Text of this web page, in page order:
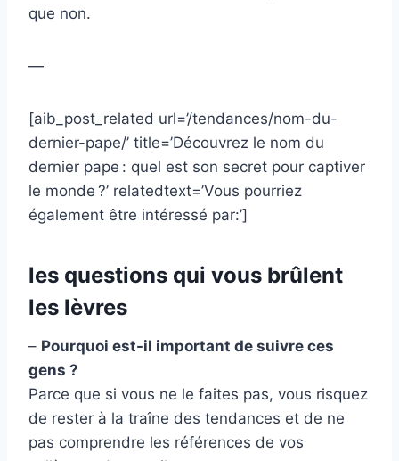
que non.
—
[aib_post_related url=’/tendances/nom-du-
dernier-pape/’ title=’Découvrez le nom du
dernier pape : quel est son secret pour captiver
le monde ?’ relatedtext=’Vous pourriez
également être intéressé par:’]
les questions qui vous brûlent
les lèvres
– Pourquoi est-il important de suivre ces
gens ?
Parce que si vous ne le faites pas, vous risquez
de rester à la traîne des tendances et de ne
pas comprendre les références de vos